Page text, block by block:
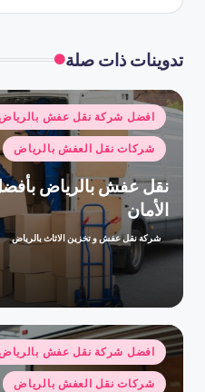
تدوينات ذات صلة
نُشر
في
افضل شركة نقل عفش
شركات نقل العفش بالرياض
نقل عفش بالرياض بأفضل
الأمان
تمّ
بواسطة
شركة نقل عفش و تخزين الاثاث بالرياض
نُشر
في
افضل شركة نقل عفش
شركات نقل العفش بالرياض